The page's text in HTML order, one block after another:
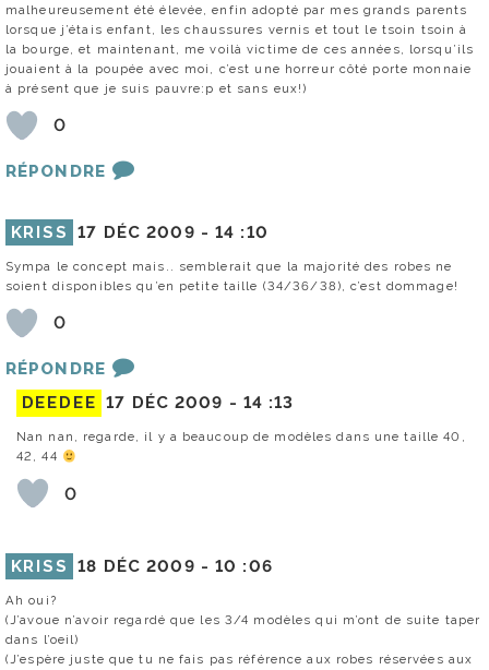
malheureusement été élevée, enfin adopté par mes grands parents
lorsque j’étais enfant, les chaussures vernis et tout le tsoin tsoin à
la bourge, et maintenant, me voilà victime de ces années, lorsqu’ils
jouaient à la poupée avec moi, c’est une horreur côté porte monnaie
à présent que je suis pauvre:p et sans eux!)
0
RÉPONDRE
KRISS 17 DÉC 2009 -14 :10
Sympa le concept mais.. semblerait que la majorité des robes ne
soient disponibles qu’en petite taille (34/36/38), c’est dommage!
0
RÉPONDRE
DEEDEE 17 DÉC 2009 - 14 :13
Nan nan, regarde, il y a beaucoup de modèles dans une taille 40,
42, 44
0
KRISS 18 DÉC 2009 -10 :06
Ah oui?
(J’avoue n’avoir regardé que les 3/4 modèles qui m’ont de suite taper
dans l’oeil)
(J’espère juste que tu ne fais pas référence aux robes réservées aux